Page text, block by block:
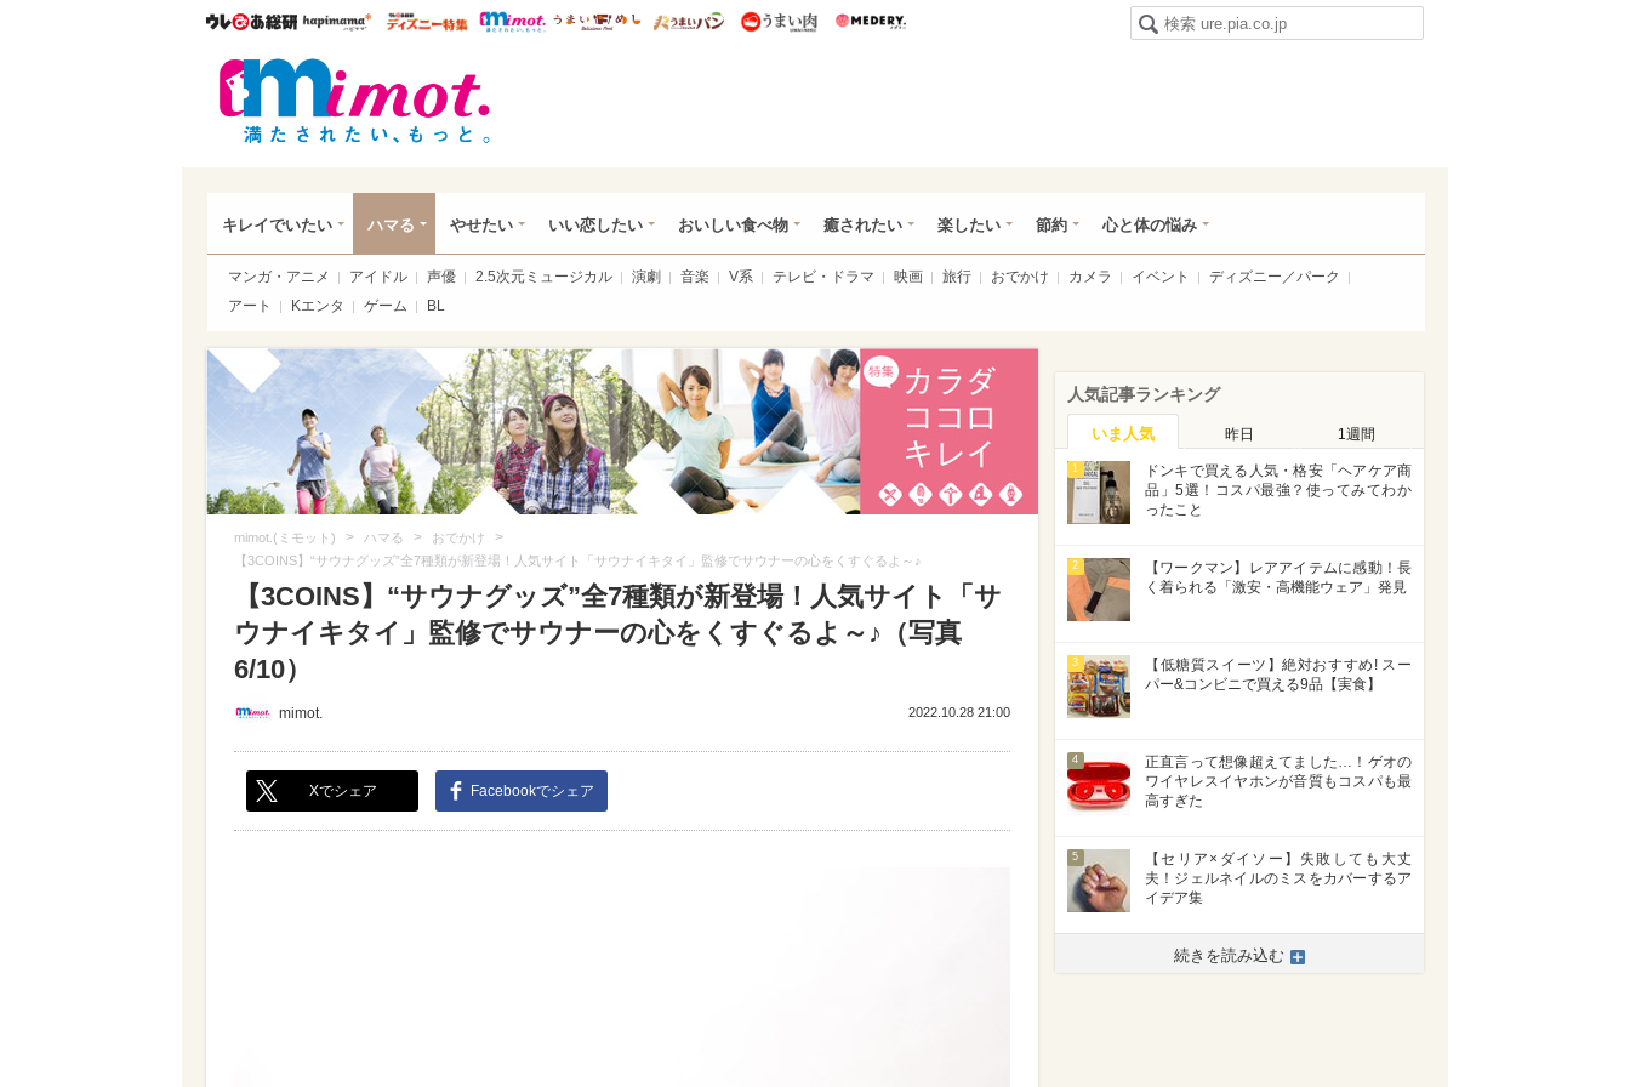
ウレぴあ総研ハピママ* ウレぴあ総研 ディズニー特集
mimot. うまいめし うまいパン うまい肉
キレイでいたい ハマる やせたい いい恋したい おいしい食べ物 癒されたい 楽したい 節約 心と体の悩み
マンガ・アニメ アイドル 声優 2.5次元ミュージカル 演劇 音楽 V系 テレビ・ドラマ 映画 旅行 おでかけ カメラ イベント
ディズニー／パーク
アート
Kエンタ ゲーム BL
mimot.(ミモット) > ハマる > おでかけ >
【3COINS】“サウナグッズ”全7種類が新登場！人気サイト「サウナイキタイ」監修でサウナーの心をくすぐるよ～♪
【3COINS】“サウナグッズ”全7種類が新登場！人気サイト「サ
ウナイキタイ」監修でサウナーの心をくすぐるよ～♪（写真
6/10）
mimot. 2022.10.28 21:00
Xでシェア Facebookでシェア
人気記事ランキング
いま人気 昨日 1週間
1
ドンキで買える人気・格安「ヘアケア商
品」5選！コスパ最強？使ってみてわか
ったこと
2
【ワークマン】レアアイテムに感動！長
く着られる「激安・高機能ウェア」発見
3
【低糖質スイーツ】絶対おすすめ! スー
パー&コンビニで買える9品【実食】
4
正直言って想像超えてました…！ゲオの
ワイヤレスイヤホンが音質もコスパも最
高すぎた
5
【セリア×ダイソー】失敗しても大丈
夫！ジェルネイルのミスをカバーするア
イデア集
続きを読み込む